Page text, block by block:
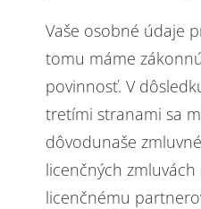
Vaše osobné údaje
tomu máme
povinnosť. V
tretími stranami sa
dôvodunaše
licenčných
licenčnému